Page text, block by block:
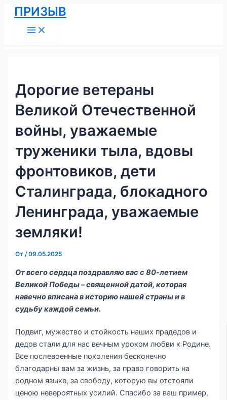
Перейти
содержимому
ПРИЗЫВ
Menu
Дорогие ветераны
Великой Отечественной
войны, уважаемые
труженики тыла, вдовы
фронтовиков, дети
Сталинграда, блокадного
Ленинграда, уважаемые
земляки!
От/09.05.2025
От всего сердца поздравляю вас с 80-летием
Великой Победы – священной датой, которая
навечно вписана в историю нашей страны и в
судьбу каждой семьи.
Подвиг, мужество и стойкость наших прадедов и
дедов стали для нас вечным уроком любви к Родине.
Все послевоенные поколения бесконечно
благодарны вам за жизнь, за право говорить на
родном языке, за свободу, которую вы отстояли
ценою невероятных усилий. Спасибо за ваш пример,
Навигация
по
записям